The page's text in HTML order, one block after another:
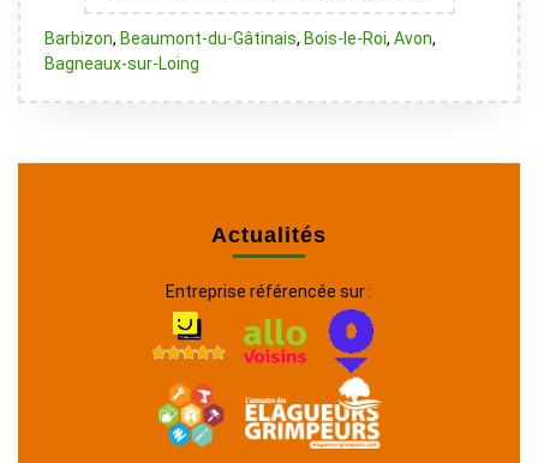
Barbizon, Beaumont-du-Gâtinais, Bois-le-Roi, Avon,
Bagneaux-sur-Loing
Actualités
Entreprise référencée sur :